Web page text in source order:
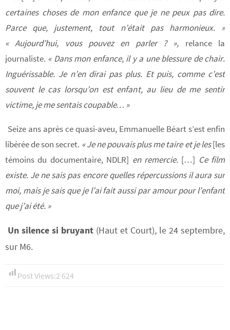
certaines choses de mon enfance que je ne peux pas dire.
Parce que, justement, tout n’était pas harmonieux. »
« Aujourd’hui, vous pouvez en parler ? », relance la
journaliste. « Dans mon enfance, il y a une blessure de chair.
Inguérissable. Je n’en dirai pas plus. Et puis, comme c’est
souvent le cas lorsqu’on est enfant, au lieu de me sentir
victime, je me sentais coupable… »
Seize ans après ce quasi-aveu, Emmanuelle Béart s’est enfin
libérée de son secret. « Je ne pouvais plus me taire et je les[les
témoins du documentaire, NDLR] en remercie. […] Ce film
existe. Je ne sais pas encore quelles répercussions il aura sur
moi, mais je sais que je l’ai fait aussi par amour pour l’enfant
que j’ai été. »
Un silence si bruyant (Haut et Court), le 24 septembre,
sur M6.
Post Views:2 624